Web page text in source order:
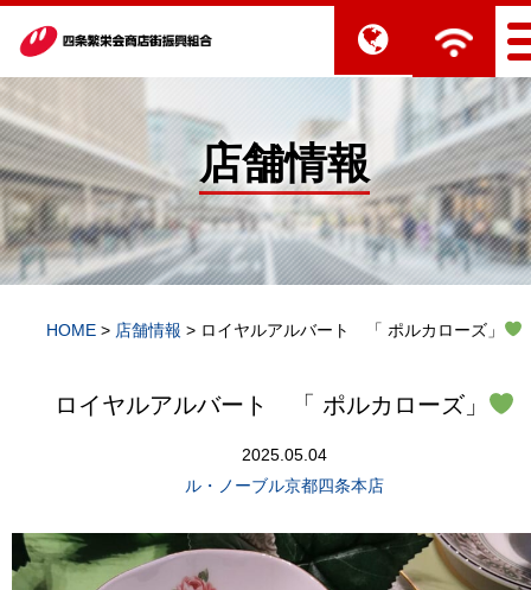
店舗情報
HOME > 店舗情報 > ロイヤルアルバート 「 ポルカローズ」
ロイヤルアルバート 「 ポルカローズ」
2025.05.04
ル・ノーブル京都四条本店